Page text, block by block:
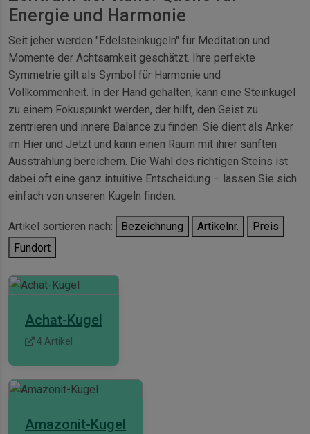
Energie und Harmonie
Seit jeher werden "Edelsteinkugeln" für Meditation und
Momente der Achtsamkeit geschätzt. Ihre perfekte
Symmetrie gilt als Symbol für Harmonie und
Vollkommenheit. In der Hand gehalten, kann eine Steinkugel
zu einem Fokuspunkt werden, der hilft, den Geist zu
zentrieren und innere Balance zu finden. Sie dient als Anker
im Hier und Jetzt und kann einen Raum mit ihrer sanften
Ausstrahlung bereichern. Die Wahl des richtigen Steins ist
dabei oft eine ganz intuitive Entscheidung – lassen Sie sich
einfach von unseren Kugeln finden.
Artikel sortieren nach: Bezeichnung Artikelnr.
Preis
Fundort
Achat-Kugel
4 Artikel
Amazonit-Kugel